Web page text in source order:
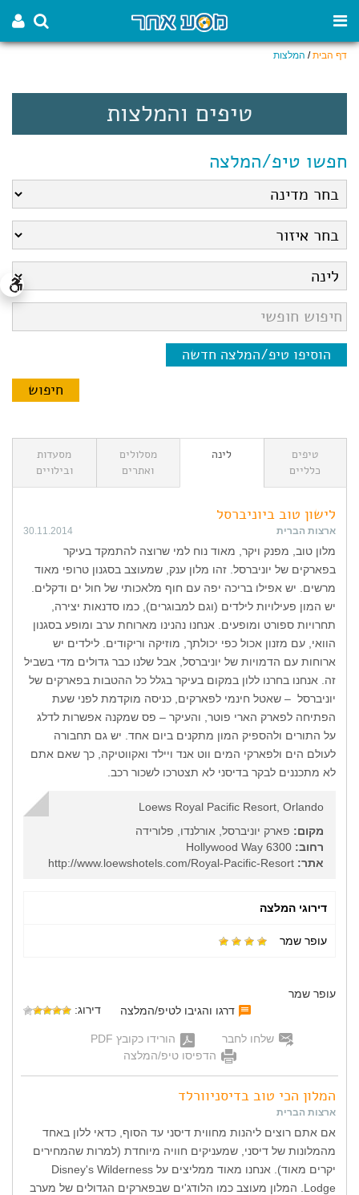
דף הבית/ המלצות
טיפים והמלצות
חפשו טיפ/המלצה
הוסיפו טיפ/המלצה חדשה
טיפים
כלליים
לינה
מסלולים
ואתרים
מסעדות
ובילויים
לישון טוב ביוניברסל
ארצות הברית 30.11.2014
מלון טוב, מפנק ויקר, מאוד נוח למי שרוצה להתמקד בעיקר
בפארקים של יוניברסל. זהו מלון ענק, שמעוצב בסגנון טרופי מאוד
מרשים. יש אפילו בריכה יפה עם חוף מלאכותי של חול ים ודקלים.
יש המון פעילויות לילדים (וגם למבוגרים), כמו סדנאות יצירה,
תחרויות ספורט ומופעים. אנחנו נהנינו מארוחת ערב ומופע בסגנון
הוואי, עם מזנון אכול כפי יכולתך, מוזיקה וריקודים. לילדים יש
ארוחות עם הדמויות של יוניברסל, אבל שלנו כבר גדולים מדי בשביל
זה. אנחנו בחרנו ללון במקום בעיקר בגלל כל ההטבות בפארקים של
יוניברסל – שאטל חינמי לפארקים, כניסה מוקדמת לפני שעת
הפתיחה לפארק הארי פוטר, והעיקר – פס שמקנה אפשרות לדלג
על התורים ולהספיק המון מתקנים ביום אחד. יש גם תחבורה
לעולם הים ולפארקי המים ווט אנד ויילד ואקווטיקה, כך שאם אתם
לא מתכננים לבקר בדיסני לא תצטרכו לשכור רכב.
Loews Royal Pacific Resort, Orlando
מקום: פארק יוניברסל, אורלנדו, פלורידה
רחוב:
אתר:
דירוגי המלצה
עופר שמר
עופר שמר
דרגו והגיבו לטיפ/המלצה
דירוג:
שלחו לחבר
הורידו כקובץ PDF
הדפיסו טיפ/המלצה
המלון הכי טוב בדיסניוורלד
ארצות הברית
אם אתם רוצים ליהנות מחווית דיסני עד הסוף, כדאי ללון באחד
מהמלונות של דיסני, שמעניקים חוויה מיוחדת (למרות שהמחירים
יקרים מאוד). אנחנו מאוד ממליצים על Disney's Wilderness
Lodge. המלון מעוצב כמו הלודג'ים שבפארקים הגדולים של מערב